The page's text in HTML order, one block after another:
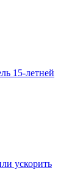
15-летней
ускорить